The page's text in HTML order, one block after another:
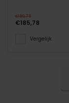
€190,78
€185,78
Vergelijk